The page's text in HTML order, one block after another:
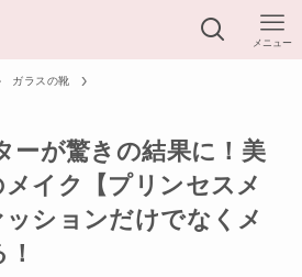
メニュー
ガラスの靴
ーが驚きの結果に！美
イク【プリンセスメ
ションだけでなくメ